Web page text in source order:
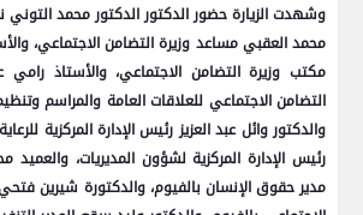
وشهدت الزيارة حضور الدكتور الدكتور محمد التوني
محمد العقبي مساعد وزيرة التضامن الاجتماعي،
مكتب وزيرة التضامن الاجتماعي، والأستاذ
التضامن الاجتماعي للعلاقات العامة والمراسم
والدكتور وائل عبد العزيز رئيس الإدارة المركزية
رئيس الإدارة المركزية لشؤون المديريات، والعميد
مدير حقوق الإنسان بالفيوم، والدكتورة شيرين